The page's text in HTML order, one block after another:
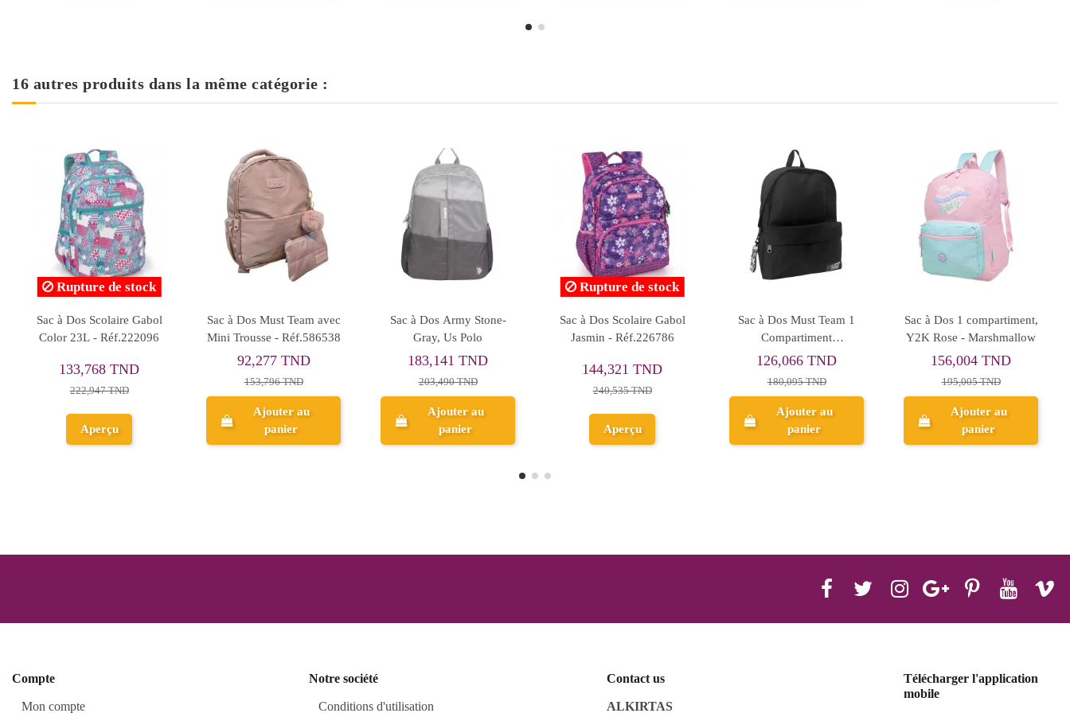
16 autres produits dans la même catégorie :
Sac à Dos Roll Road 46
cm, Coffe Shop - Movom
186,900 TND
Ajouter au
panier
Sac à Dos 2
Compartiments, Live Your
Dreams - Movom
213,600 TND
267,000 TND
Ajouter au
panier
Sac à Dos Happy -
Réf.AK0006
243,712 TND
Aperçu
Sac à Dos MOK Breitling
28L - Réf.GM3002
70,558 TND
Ajouter au
panier
Sac à Dos Benna Black,
Us Polo
204,829 TND
227,588 TND
Ajouter au
panier
Sac à Dos 2
compartiments, Stellar
Black - Marshmallow
199,996 TND
249,995 TND
Ajouter au
panier
Compte
Mon compte
Notre société
Conditions d'utilisation
Contact us
ALKIRTAS
Télécharger l'application
mobile